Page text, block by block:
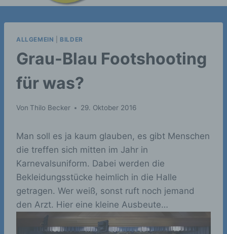
ALLGEMEIN BILDER
Grau-Blau Footshooting
für was?
Von Thilo Becker 29. Oktober 2016
Man soll es ja kaum glauben, es gibt Menschen
die treffen sich mitten im Jahr in
Karnevalsuniform. Dabei werden die
Bekleidungsstücke heimlich in die Halle
getragen. Wer weiß, sonst ruft noch jemand
den Arzt. Hier eine kleine Ausbeute…